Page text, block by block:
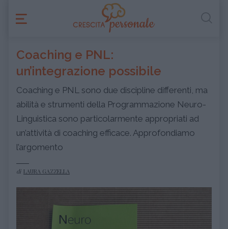
Coaching e PNL:
un’integrazione possibile
Coaching e PNL sono due discipline differenti, ma
abilità e strumenti della Programmazione Neuro-
Linguistica sono particolarmente appropriati ad
un’attività di coaching efficace. Approfondiamo
l’argomento
di LAURA GAZZELLA